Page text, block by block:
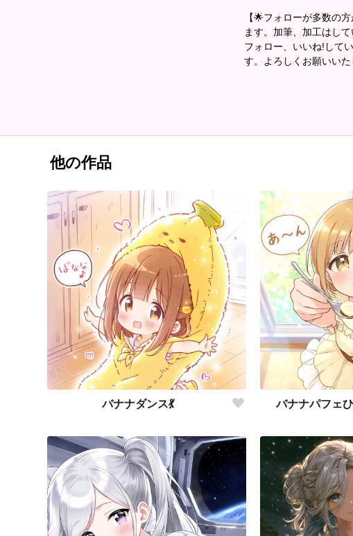
【🌟フォローが多数の
ます。加筆、加工はし
フォロー、いいね!して
す。よろしくお願いいた
他の作品
バナナダンス💃 バナナパフェ